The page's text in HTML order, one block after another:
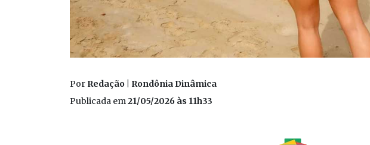
Por Redação | Rondônia Dinâmica
Publicada em21/05/2026 às 11h33